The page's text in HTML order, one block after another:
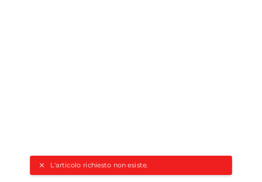
L'articolo richiesto non esiste.